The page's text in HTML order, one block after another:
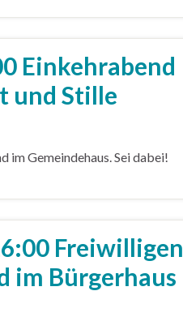
Einkehrabend
und Stille
im Gemeindehaus. Sei dabei!
Freiwilligen
im Bürgerhaus